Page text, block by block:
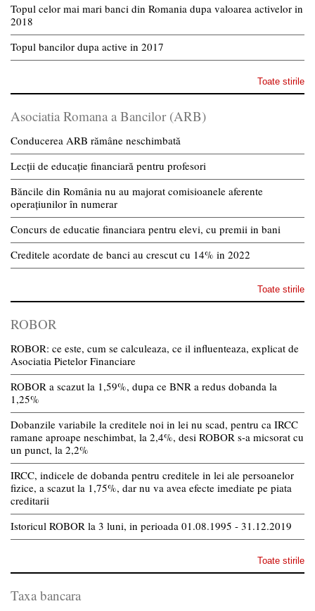
Topul celor mai mari banci din Romania dupa valoarea activelor in
2018
Topul bancilor dupa active in 2017
Toate stirile
Asociatia Romana a Bancilor (ARB)
Conducerea ARB rămâne neschimbată
Lecții de educație financiară pentru profesori
Băncile din România nu au majorat comisioanele aferente
operațiunilor în numerar
Concurs de educatie financiara pentru elevi, cu premii in bani
Creditele acordate de banci au crescut cu 14% in 2022
Toate stirile
ROBOR
ROBOR: ce este, cum se calculeaza, ce il influenteaza, explicat de
Asociatia Pietelor Financiare
ROBOR a scazut la 1,59%, dupa ce BNR a redus dobanda la
1,25%
Dobanzile variabile la creditele noi in lei nu scad, pentru ca IRCC
ramane aproape neschimbat, la 2,4%, desi ROBOR s-a micsorat cu
un punct, la 2,2%
IRCC, indicele de dobanda pentru creditele in lei ale persoanelor
fizice, a scazut la 1,75%, dar nu va avea efecte imediate pe piata
creditarii
Istoricul ROBOR la 3 luni, in perioada 01.08.1995 - 31.12.2019
Toate stirile
Taxa bancara